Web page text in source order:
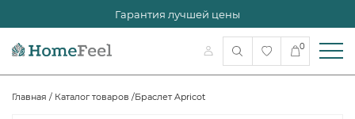
Гарантия лучшей цены
0
Главная / Каталог товаров /Браслет Apricot